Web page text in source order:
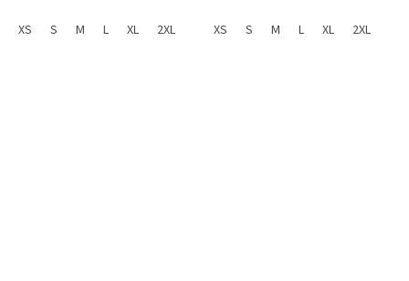
5
XS S M L XL 2XL XS S M L XL 2XL